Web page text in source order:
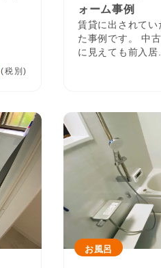
(税別)
ォーム事例
賃貸に出されてい
た事例です。 中
に見えても前入居
お風呂